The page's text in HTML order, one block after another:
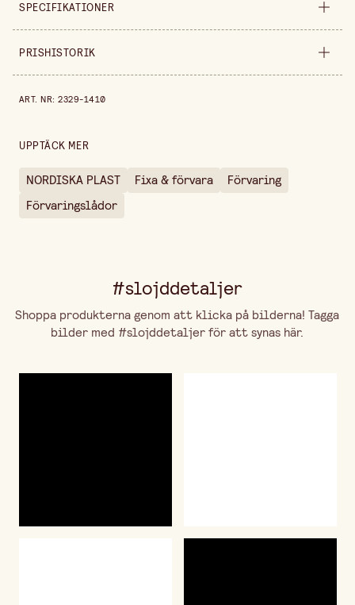
SPECIFIKATIONER
Säljs i styck
Längd
PRISHISTORIK
ART. NR:2329-1410
UPPTÄCK MER
NORDISKA PLAST Fixa & förvara
Förvaring
Förvaringslådor
#slojddetaljer
Shoppa produkterna genom att klicka på bilderna! Tagga
bilder med #slojddetaljer för att synas här.